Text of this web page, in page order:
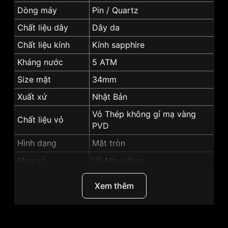
Dòng máy
Pin / Quartz
Chất liệu dây
Dây da
Chất liệu kính
Kính sapphire
Kháng nước
5 ATM
Size mặt
34mm
Xuất xứ
Nhật Bản
Chất liệu vỏ
Vỏ Thép không gỉ mạ vàng
PVD
Hình dạng
Mặt tròn
Màu vỏ
Vỏ Màu Vàng
Lịch ngày, Giờ, phút, giây
Xem thêm